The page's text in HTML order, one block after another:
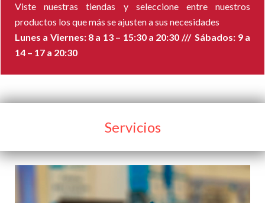
Viste nuestras tiendas y seleccione entre nuestros
productos los que más se ajusten a sus necesidades
Lunes a Viernes: 8 a 13 – 15:30 a 20:30 /// Sábados: 9 a
14 – 17 a 20:30
Servicios